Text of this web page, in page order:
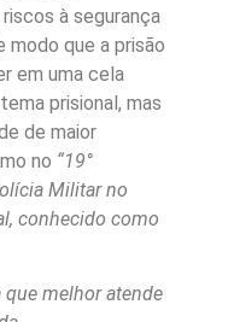
à segurança
modo que a prisão
em uma cela
prisional, mas
de maior
no “19°
Militar no
conhecido como
que melhor atende